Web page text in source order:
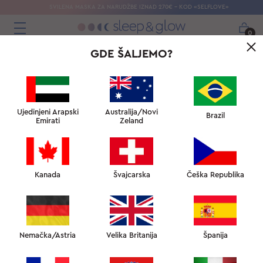
SVILENA MASKA ​​ZA NARUDŽBE IZNAD 270€ – KOD «SELFLOVE»
0
GDE ŠALJEMO?
Ujedinjeni Arapski
Emirati
Australija/Novi
Zeland
Brazil
Kanada Švajcarska Češka Republika
Nemačka/Astria Velika Britanija Španija